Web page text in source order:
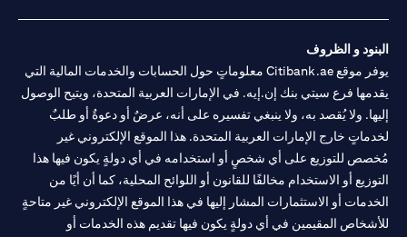
البنود و الظروف
يوفر موقع Citibank.ae معلوماتٍ حول الحسابات والخدمات المالية التي
يقدمها فرع سيتي بنك إن.إيه. في الإمارات العربية المتحدة، ويتيح الوصول
إليها. ولا يُقصد به، ولا ينبغي تفسيره على أنه، عرضٌ أو دعوةٌ أو طلبٌ
لخدماتٍ خارج الإمارات العربية المتحدة. هذا الموقع الإلكتروني غير
مُخصص للتوزيع على أي شخصٍ أو استخدامه في أي دولةٍ يكون فيها هذا
التوزيع أو الاستخدام مخالفًا للقانون أو اللوائح المحلية، كما أن أيًا من
الخدمات أو الاستثمارات المشار إليها في هذا الموقع الإلكتروني غير متاحةٍ
للأشخاص المقيمين في أي دولةٍ يكون فيها تقديم هذه الخدمات أو